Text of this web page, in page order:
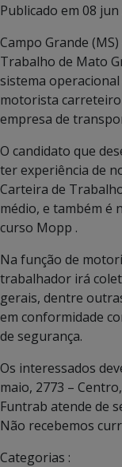
Publicado em 08 jun
Campo Grande
Trabalho de Mato
sistema
motorista
empresa de
O candidato que
ter experiência de
Carteira de
médio, e também é
curso Mopp .
Na função de
trabalhador irá
gerais, dentre
em conformidade
de segurança.
Os interessados
maio, 2773 –
Funtrab atende de
Não recebemos
Categorias :